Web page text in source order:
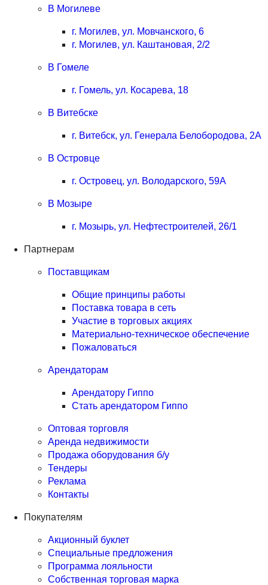
В Могилеве
г. Могилев, ул. Мовчанского, 6
г. Могилев, ул. Каштановая, 2/2
В Гомеле
г. Гомель, ул. Косарева, 18
В Витебске
г. Витебск, ул. Генерала Белобородова, 2А
В Островце
г. Островец, ул. Володарского, 59А
В Мозыре
г. Мозырь, ул. Нефтестроителей, 26/1
Партнерам
Поставщикам
Общие принципы работы
Поставка товара в сеть
Участие в торговых акциях
Материально-техническое обеспечение
Пожаловаться
Арендаторам
Арендатору Гиппо
Стать арендатором Гиппо
Оптовая торговля
Аренда недвижимости
Продажа оборудования б/у
Тендеры
Реклама
Контакты
Покупателям
Акционный буклет
Специальные предложения
Программа лояльности
Собственная торговая марка